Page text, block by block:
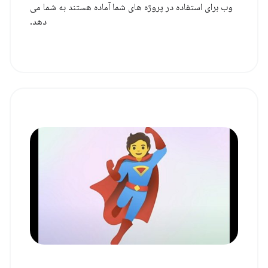
وب برای استفاده در پروژه های شما آماده هستند به شما می
دهد.